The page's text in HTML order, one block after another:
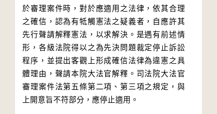
於審理案件時，對於應適用之法律，依其合理
之確信，認為有牴觸憲法之疑義者，自應許其
先行聲請解釋憲法，以求解決。是遇有前述情
形，各級法院得以之為先決問題裁定停止訴訟
程序，並提出客觀上形成確信法律為違憲之具
體理由，聲請本院大法官解釋。司法院大法官
審理案件法第五條第二項、第三項之規定，與
上開意旨不符部分，應停止適用。